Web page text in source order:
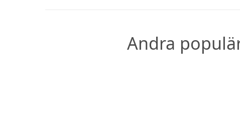
Andra